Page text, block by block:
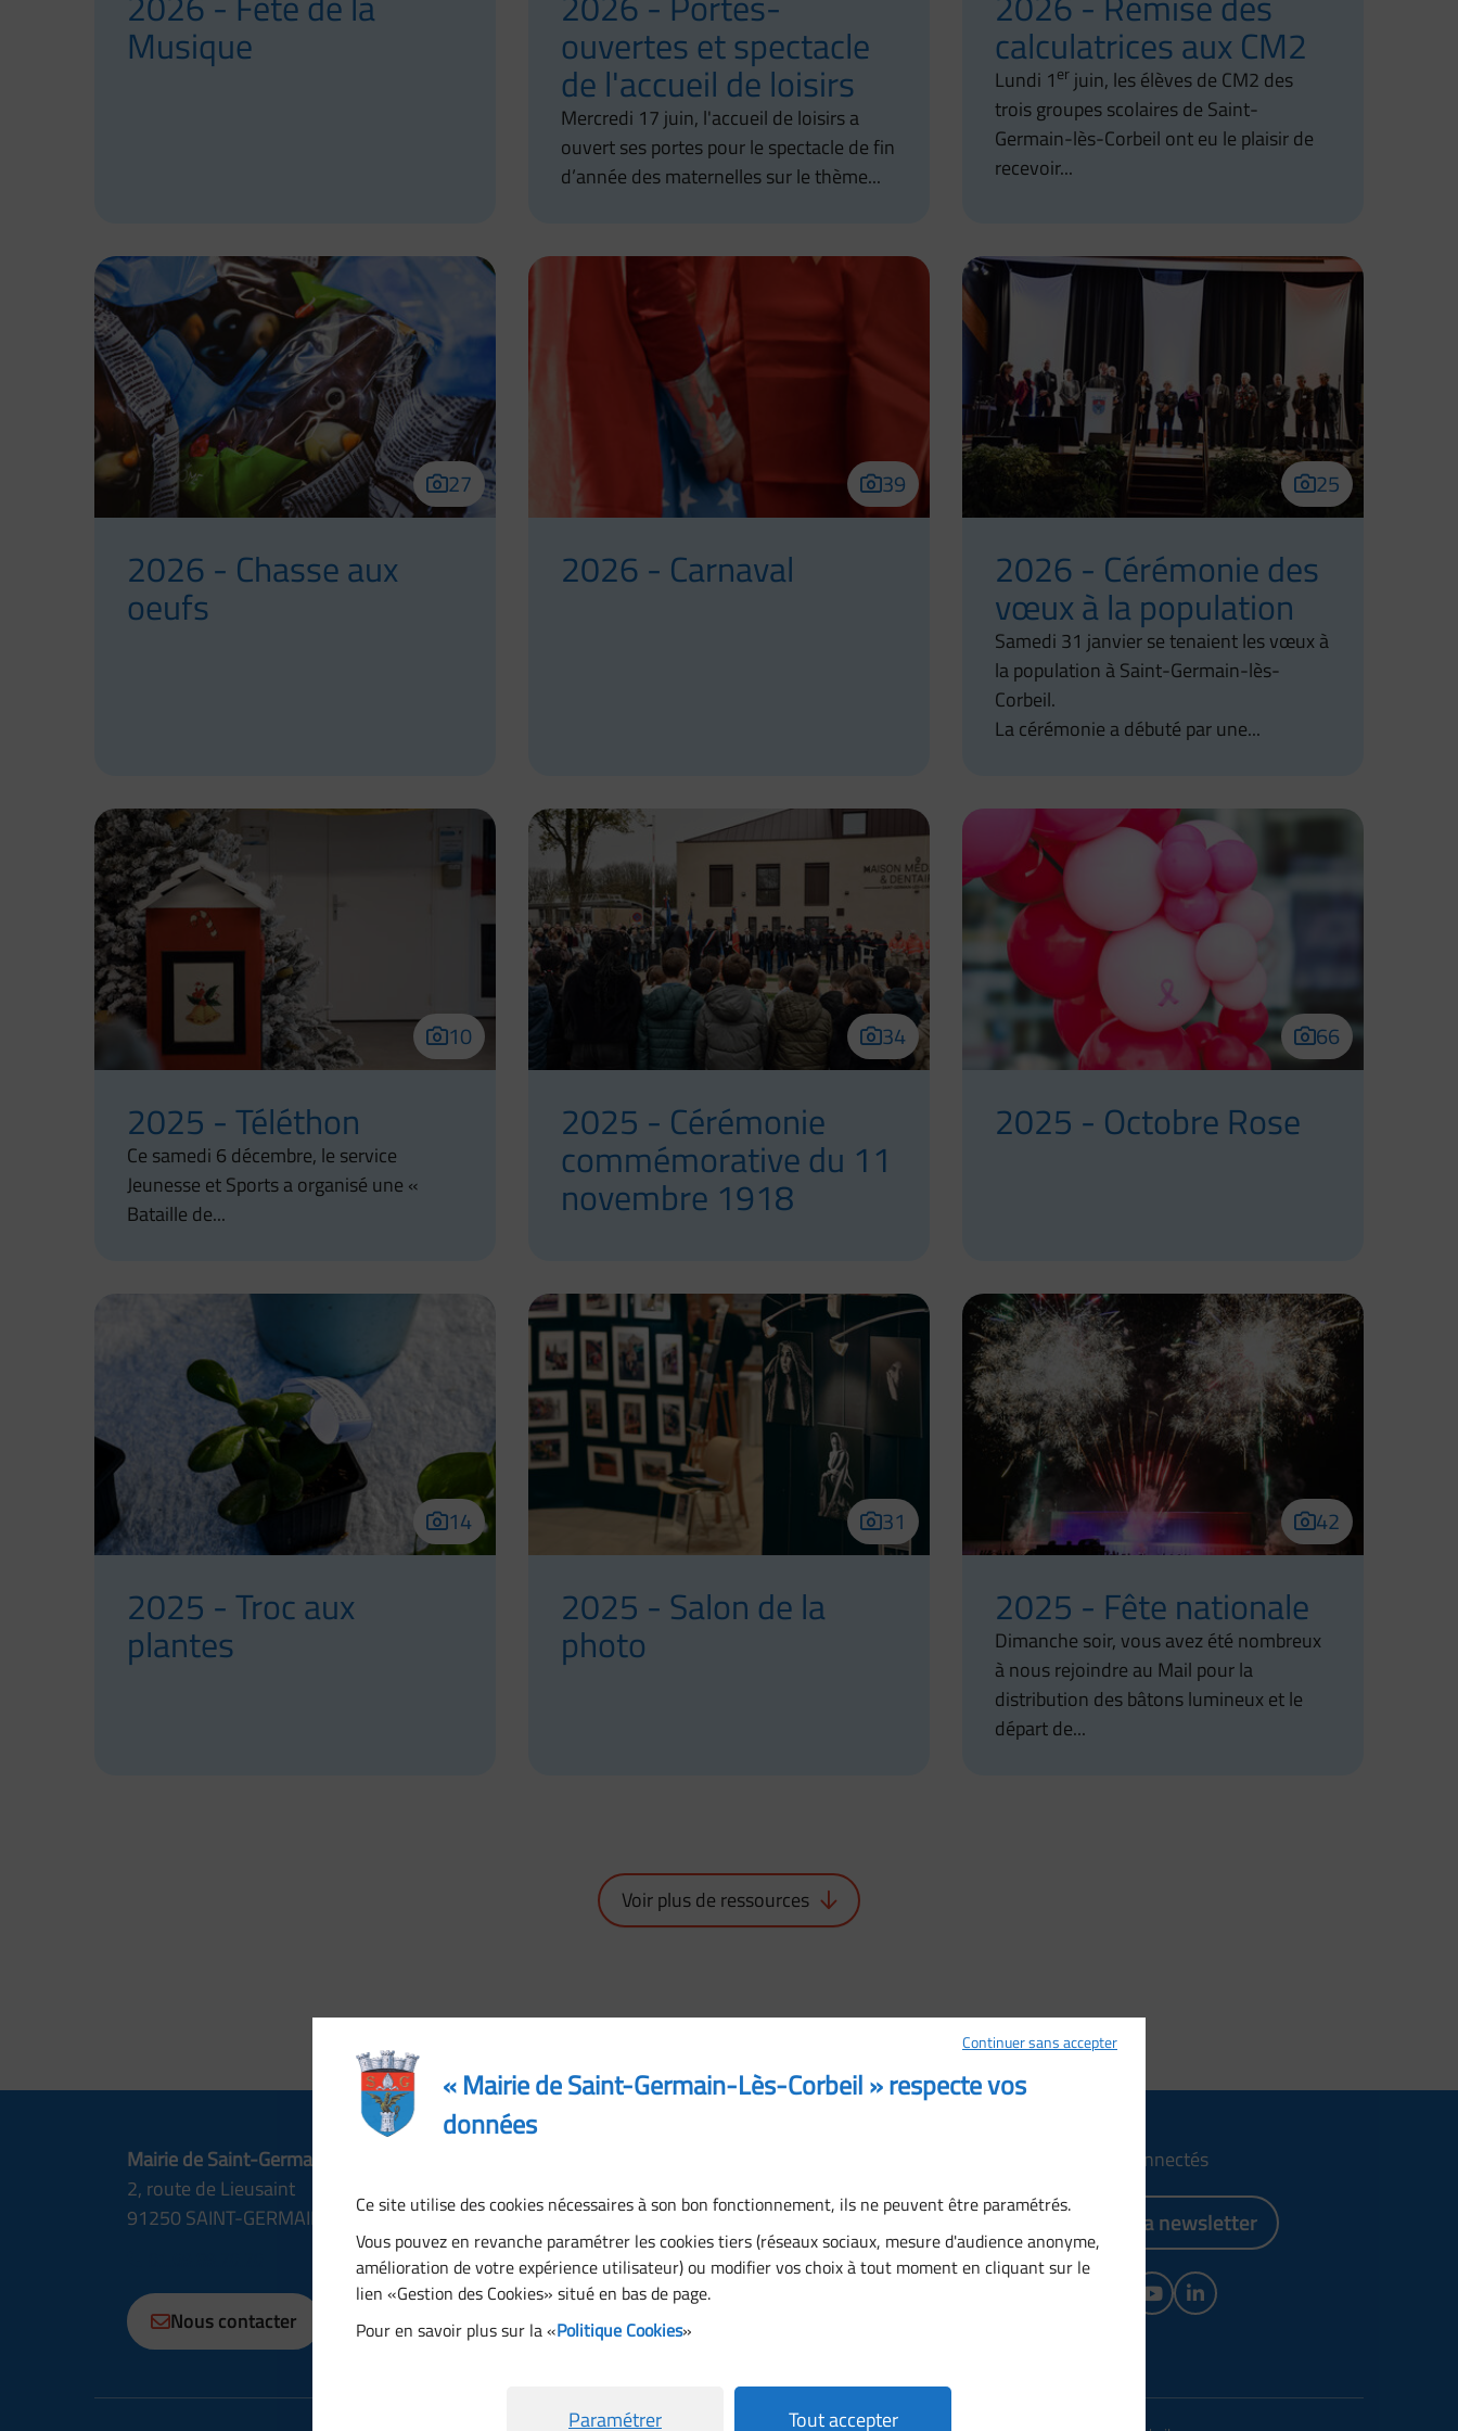
Musique ouvertes et spectacle
de l'accueil de loisirs
Mercredi 17 juin, l'accueil de loisirs a
ouvert ses portes pour le spectacle de fin
d’année des maternelles sur le thème...
calculatrices aux CM2
Lundi 1 er juin, les élèves de CM2 des
trois groupes scolaires de Saint-
Germain-lès-Corbeil ont eu le plaisir de
recevoir...
27
2026 - Chasse aux
oeufs
39
2026 - Carnaval
25
2026 - Cérémonie des
vœux à la population
Samedi 31 janvier se tenaient les vœux à
la population à Saint-Germain-lès-
Corbeil.
La cérémonie a débuté par une...
10
2025 - Téléthon
Ce samedi 6 décembre, le service
Jeunesse et Sports a organisé une «
Bataille de...
34
2025 - Cérémonie
commémorative du 11
novembre 1918
66
2025 - Octobre Rose
14
2025 - Troc aux
plantes
31
2025 - Salon de la
photo
42
2025 - Fête nationale
Dimanche soir, vous avez été nombreux
à nous rejoindre au Mail pour la
distribution des bâtons lumineux et le
départ de...
Voir plus de ressources
Mairie de Saint-Germain-lès-Corbeil
2, route de Lieusaint
91250 SAINT-GERMAIN-LÈS-CORBEIL
Nous contacter
13:30 à 17:30
Mercredi : 08:30 à 12:00, 13:30 à 17:00
Samedi : 08:30 à 12:00
Dimanche : fermé
Restons connectés
S’abonner à la newsletter
Instagram
YouTubeLinkedIn
Continuer sans accepter
« Mairie de Saint-Germain-Lès-Corbeil » respecte vos
données
Ce site utilise des cookies nécessaires à son bon fonctionnement, ils ne peuvent être paramétrés.
Vous pouvez en revanche paramétrer les cookies tiers (réseaux sociaux, mesure d'audience anonyme,
amélioration de votre expérience utilisateur) ou modifier vos choix à tout moment en cliquant sur le
lien «Gestion des Cookies» situé en bas de page.
Pour en savoir plus sur la «Politique Cookies»
Tout accepter
Paramétrer